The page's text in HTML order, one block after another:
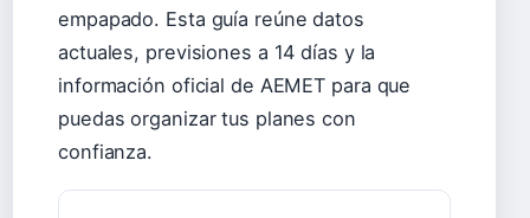
empapado. Esta guía reúne datos
actuales, previsiones a 14 días y la
información oficial de AEMET para que
puedas organizar tus planes con
confianza.